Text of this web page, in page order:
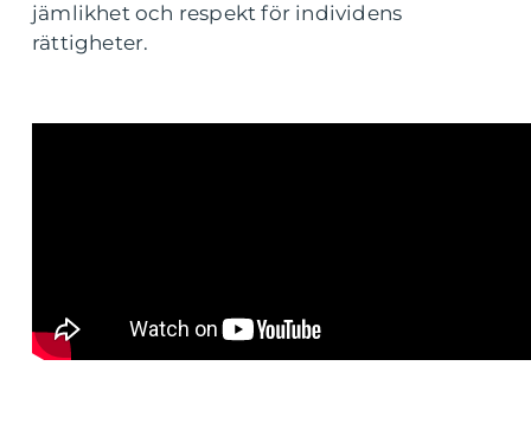
jämlikhet och respekt för individens
rättigheter.